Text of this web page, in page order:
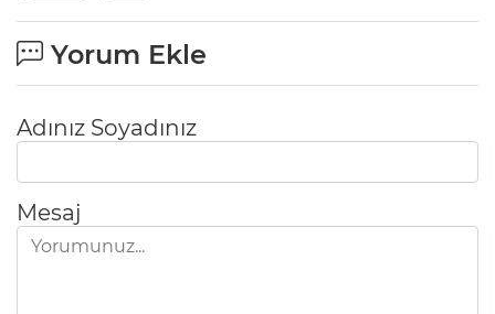
Yorum Ekle
Adınız Soyadınız
Mesaj